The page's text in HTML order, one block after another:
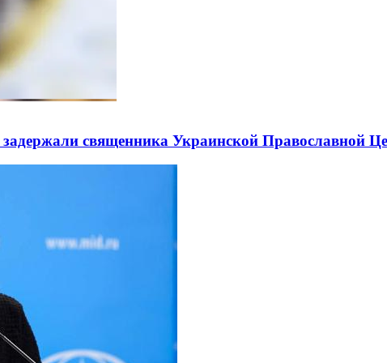
священника Украинской Православной